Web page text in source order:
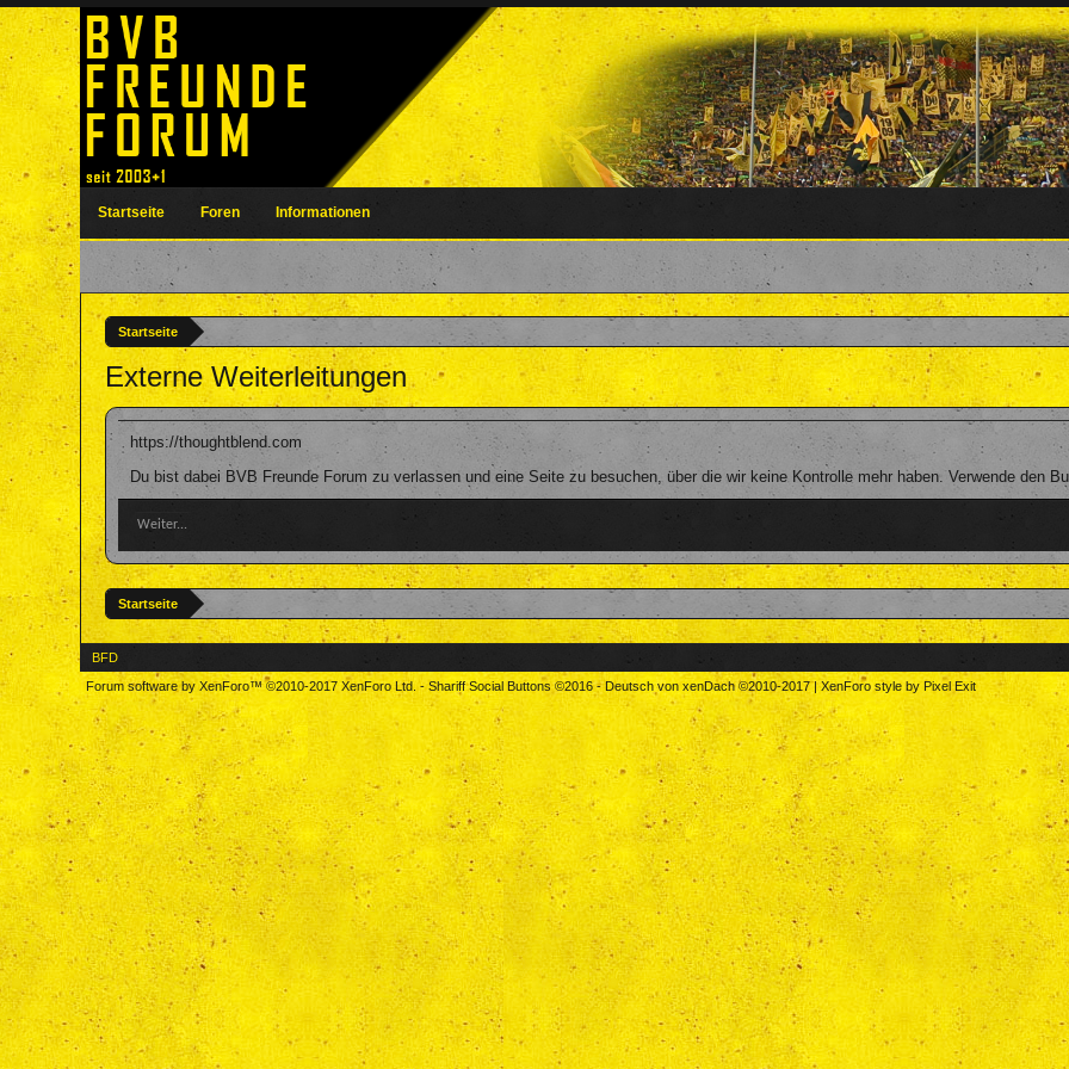
Startseite
Externe Weiterleitungen
https://thoughtblend.com
Du bist dabei BVB Freunde Forum zu verlassen und eine Seite zu besuchen, über die wir keine Kontrolle mehr haben. Verwende den
Weiter...
Startseite
Startseite Foren Informationen
BFD
Forum software by XenForo™©2010-2017 XenForo Ltd. -Shariff Social Buttons©2016-Deutsch von xenDach©2010-2017 | XenForo style by Pixel Exit